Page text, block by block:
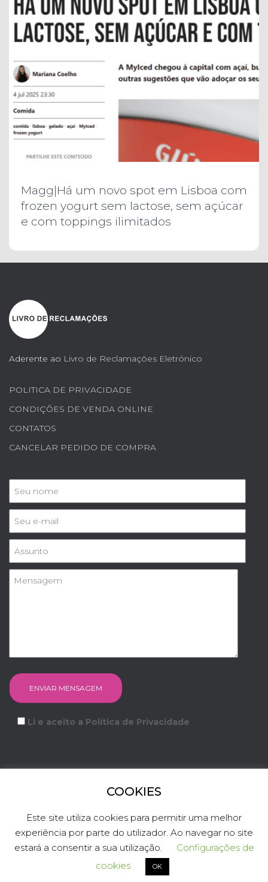
Magg|Há um novo spot em Lisboa com
frozen yogurt sem lactose, sem açúcar
e com toppings ilimitados
Aderente ao Livro de Reclamações Eletrónico
POLITICA DE PRIVACIDADE
CONDIÇÕES DE VENDA ONLINE
CONTATOS
CANCELAR PEDIDO DE COMPRA
Li e aceito a Política de Privacidade
TWITTER
Hestia | Criado comThemeIsle
COOKIES
Este site utiliza cookies para permitir uma melhor
experiência por parte do utilizador. Ao navegar no site
estará a consentir a sua utilização.
Configurações de
cookies
OK